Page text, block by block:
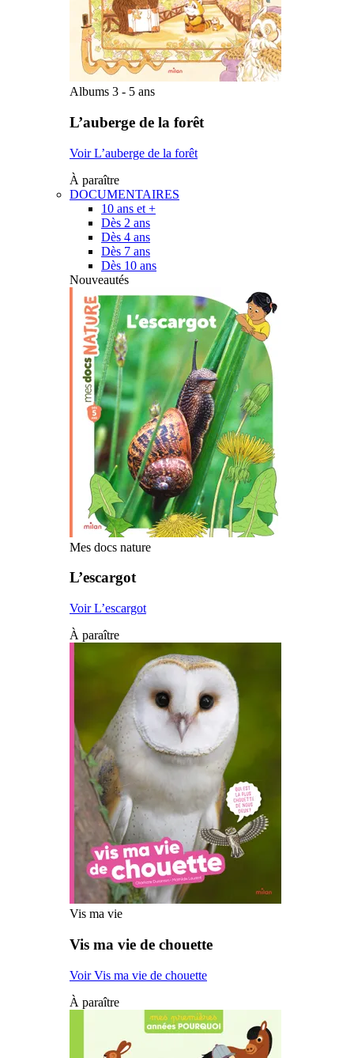
Albums 3 - 5 ans
L’auberge de la forêt
Voir L’auberge de la forêt
À paraître
DOCUMENTAIRES
10 ans et +
Dès 2 ans
Dès 4 ans
Dès 7 ans
Dès 10 ans
Nouveautés
Mes docs nature
L’escargot
Voir L’escargot
À paraître
Vis ma vie
Vis ma vie de chouette
Voir Vis ma vie de chouette
À paraître